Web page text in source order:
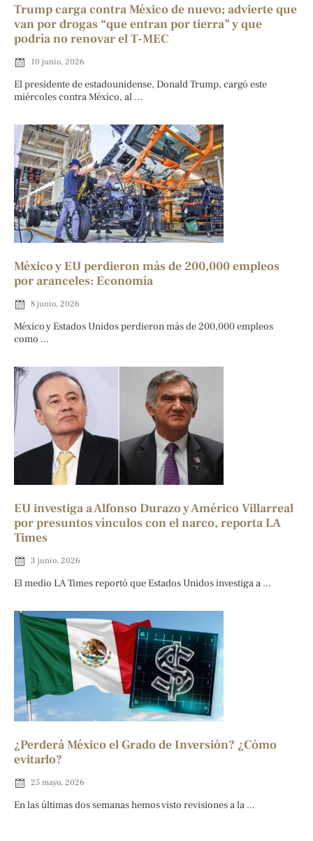
Trump carga contra México de nuevo; advierte que
van por drogas “que entran por tierra” y que
podría no renovar el T-MEC
10 junio, 2026
El presidente de estadounidense, Donald Trump, cargó este
miércoles contra México, al ...
México y EU perdieron más de 200,000 empleos
por aranceles: Economía
8 junio, 2026
México y Estados Unidos perdieron más de 200,000 empleos
como ...
EU investiga a Alfonso Durazo y Américo Villarreal
por presuntos vínculos con el narco, reporta LA
Times
3 junio, 2026
El medio LA Times reportó que Estados Unidos investiga a ...
¿Perderá México el Grado de Inversión? ¿Cómo
evitarlo?
25 mayo, 2026
En las últimas dos semanas hemos visto revisiones a la ...